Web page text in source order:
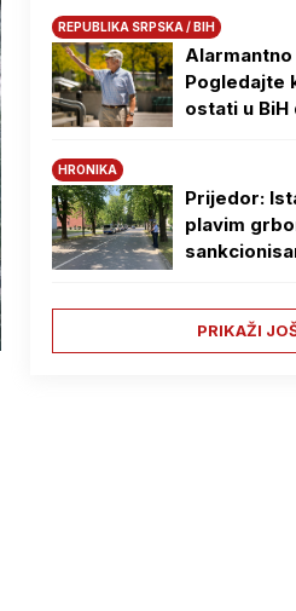
REPUBLIKA SRPSKA / BIH
Pogledajte
ostati u BiH
HRONIKA
Prijedor:
plavim
PRIKAŽI